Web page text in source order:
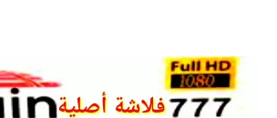
كوميدي
معلومات